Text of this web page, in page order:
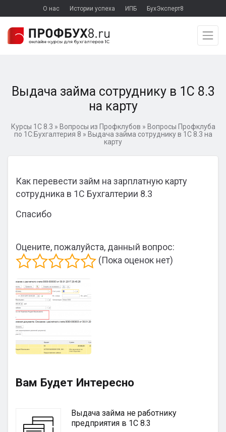
О нас Истории успеха ИПБ БухЭксперт8
Выдача займа сотруднику в 1С 8.3
на карту
Курсы 1С 8.3 » Вопросы из Профклубов » Вопросы Профклуба
по 1С:Бухгалтерия 8 » Выдача займа сотруднику в 1С 8.3 на
карту
Как перевести займ на зарплатную карту
сотрудника в 1С Бухгалтерии 8.3
Спасибо
Оцените, пожалуйста, данный вопрос:
(Пока оценок нет)
Вам Будет Интересно
Выдача займа не работнику
предприятия в 1С 8.3